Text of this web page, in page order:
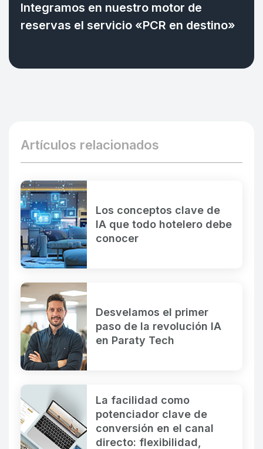
Integramos en nuestro motor de
reservas el servicio «PCR en destino»
Artículos relacionados
Los conceptos clave de
IA que todo hotelero debe
conocer
Desvelamos el primer
paso de la revolución IA
en Paraty Tech
La facilidad como
potenciador clave de
conversión en el canal
directo: flexibilidad,